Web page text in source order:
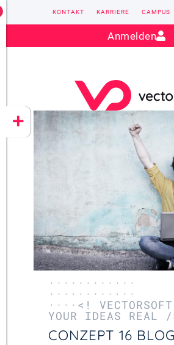
CONZEPT 16
YEET
Kontakt:
KONTAKT KARRIERE CAMPUS
Anmelden
············
············
····<!
YOUR IDEAS REAL /
CONZEPT 16 BLOG